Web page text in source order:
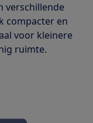
verschillende
compacter en
voor kleinere
ruimte.